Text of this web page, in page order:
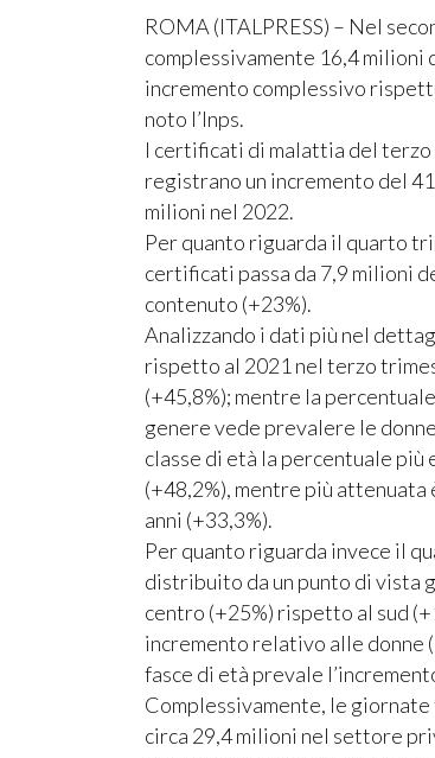
ROMA (ITALPRESS) – Nel
complessivamente 16,4
incremento complessivo
noto l’Inps.
I certificati di malattia del
registrano un incremento del
milioni nel 2022.
Per quanto riguarda il quarto
certificati passa da 7,9 milioni
contenuto (+23%).
Analizzando i dati più nel
rispetto al 2021 nel terzo
(+45,8%); mentre la
genere vede prevalere le
classe di età la percentuale
(+48,2%), mentre più attenuata
anni (+33,3%).
Per quanto riguarda invece il
distribuito da un punto di vista
centro (+25%) rispetto al sud
incremento relativo alle donne
fasce di età prevale
Complessivamente, le
circa 29,4 milioni nel settore